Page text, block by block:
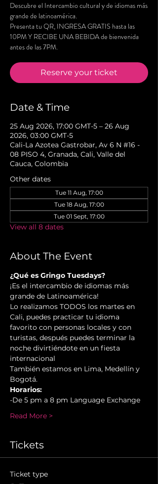
Descubre el Intercambio cultural y de idiomas más
grande de latinoamérica.
Presenta tu QR, INGRESA GRATIS hasta las
10PM Y RECIBE UNA BEBIDA de bienvenida
antes de las 7PM.
Reserve your ticket
Date & Time
25 Aug 2026, 17:00 GMT-5 – 26 Aug
2026, 03:00 GMT-5
Cali-La Azotea Gastrobar, Av 6 N #16 -
08 PISO 4, Granada, Cali, Valle del
Cauca, Colombia
Other dates
Tue 11 Aug, 17:00
Tue 18 Aug, 17:00
Tue 01 Sept, 17:00
View all 8 dates
About The Event
¿Qué es Gringo Tuesdays?
¡Es el intercambio de idiomas más
grande de Latinoamérica!
Lo realizamos TODOS los martes en
Cali, puedes practicar tu idioma
favorito con personas locales y con
turistas, después puedes terminar la
noche divirtiéndote en un fiesta
internacional
También estamos en Lima, Medellín y
Bogotá.
Horarios:
-De 5 pm a 8 pm Language Exchange
Read More >
Tickets
Ticket type